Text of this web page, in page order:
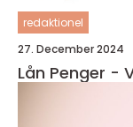
redaktionel
27. December 2024
Lån Penger -